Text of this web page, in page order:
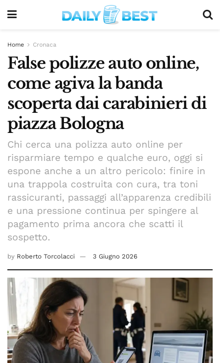
Home Cronaca
False polizze auto online,
come agiva la banda
scoperta dai carabinieri di
piazza Bologna
Chi cerca una polizza auto online per
risparmiare tempo e qualche euro, oggi si
espone anche a un altro pericolo: finire in
una trappola costruita con cura, tra toni
rassicuranti, passaggi all’apparenza credibili
e una pressione continua per spingere al
pagamento prima ancora che scatti il
sospetto.
by Roberto Torcolacci 3 Giugno 2026